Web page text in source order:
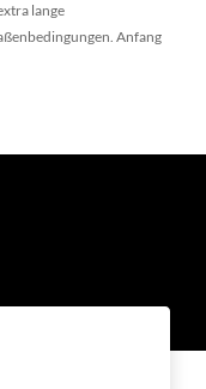
lange
Anfang